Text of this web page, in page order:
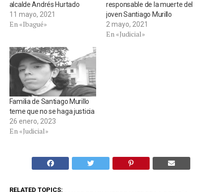
alcalde Andrés Hurtado
11 mayo, 2021
En «Ibagué»
responsable de la muerte del
joven Santiago Murillo
2 mayo, 2021
En «Judicial»
Familia de Santiago Murillo
teme que no se haga justicia
26 enero, 2023
En «Judicial»
RELATED TOPICS: